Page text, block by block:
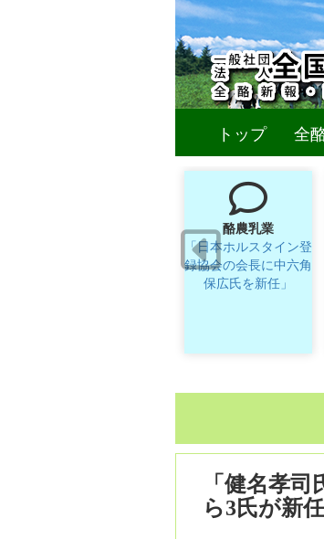
トップ 全
酪農乳業
「日本ホルスタイン登
録協会の会長に中六角
保広氏を新任」
「健名孝
ら3氏が新